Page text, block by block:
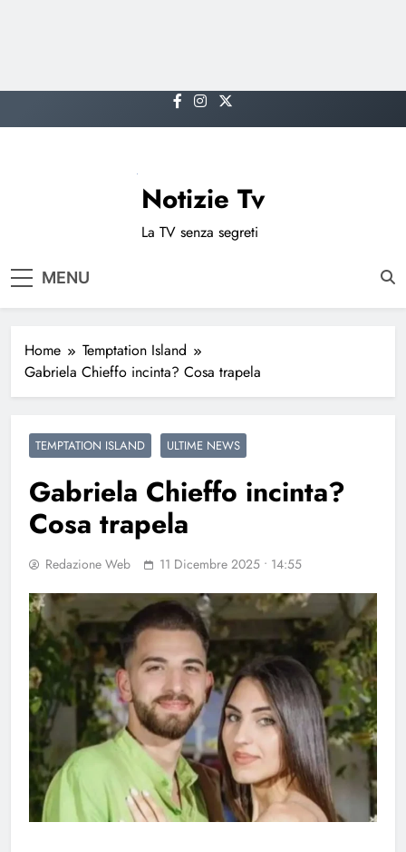
to
Notizie Tv
La TV senza segreti
MENU
Home
Temptation Island
Gabriela Chieffo incinta? Cosa trapela
TEMPTATION ISLAND ULTIME NEWS
Gabriela Chieffo incinta?
Cosa trapela
Redazione Web 11 Dicembre 2025 • 14:55